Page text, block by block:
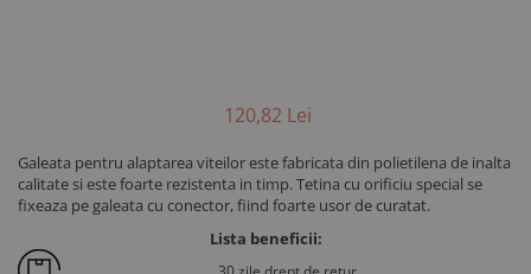
Vitei
Alaptare vitei
Alaptare automata vitei
120,82 Lei
Galeata pentru alaptarea viteilor este fabricata din polietilena de inalta
calitate si este foarte rezistenta in timp. Tetina cu orificiu special se
fixeaza pe galeata cu conector, fiind foarte usor de curatat.
Lista beneficii: